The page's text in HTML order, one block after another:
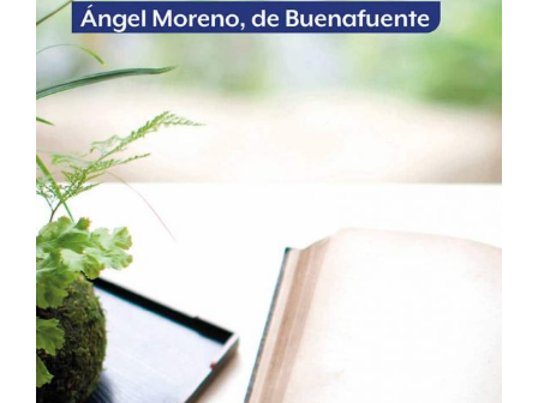
Ver Más
Me
encanta